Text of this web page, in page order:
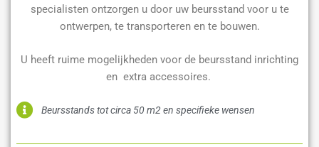
specialisten ontzorgen u door uw beursstand voor u te
ontwerpen, te transporteren en te bouwen.
U heeft ruime mogelijkheden voor de beursstand inrichting
en extra accessoires.
Beursstands tot circa 50 m2 en specifieke wensen